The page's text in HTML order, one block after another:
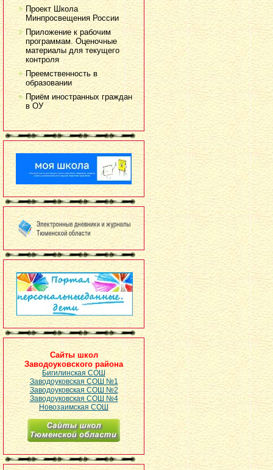
Проект Школа
Минпросвещения России
Приложение к рабочим
программам. Оценочные
материалы для текущего
контроля
Преемственность в
образовании
Приём иностранных граждан
в ОУ
Сайты школ
Заводоуковского района
Бигилинская СОШ
Заводоуковская СОШ №1
Заводоуковская СОШ №2
Заводоуковская СОШ №4
Новозаимская СОШ